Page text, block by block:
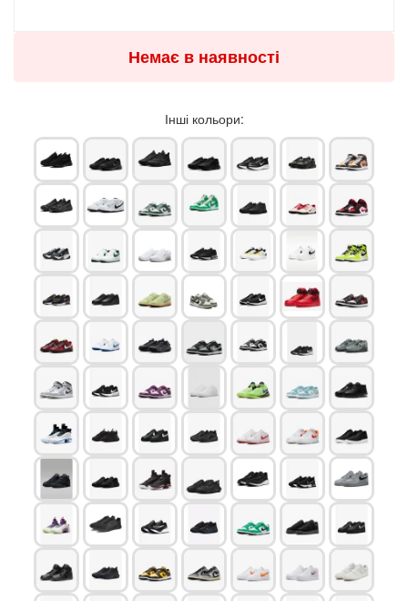
Немає в наявності
Інші кольори: